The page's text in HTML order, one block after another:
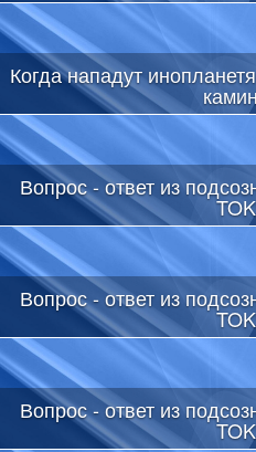
Когда нападут
Вопрос - ответ из
Вопрос - ответ из
Вопрос - ответ из